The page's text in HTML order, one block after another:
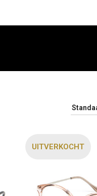
UITVERKOCHT